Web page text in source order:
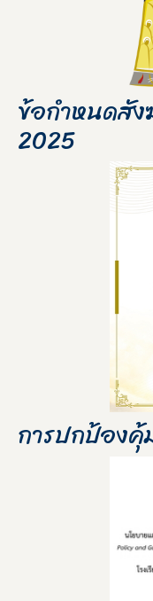
ข้อกำหนดสั
2025
การปกป้องคุ้